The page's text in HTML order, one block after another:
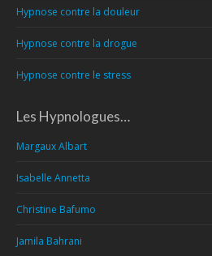
Hypnose contre la douleur
Hypnose contre la drogue
Hypnose contre le stress
Les Hypnologues…
Margaux Albart
Isabelle Annetta
Christine Bafumo
Jamila Bahrani